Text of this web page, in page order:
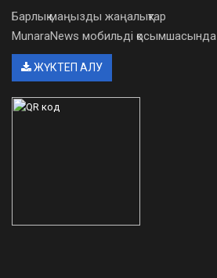
Барлық маңызды жаңалықтар
MunaraNews мобильді қосымшасында
ЖҮКТЕП АЛУ